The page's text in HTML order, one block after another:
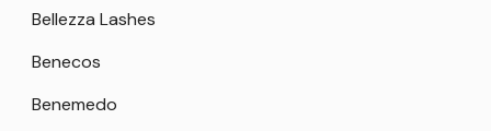
Bellezza Lashes
Benecos
Benemedo